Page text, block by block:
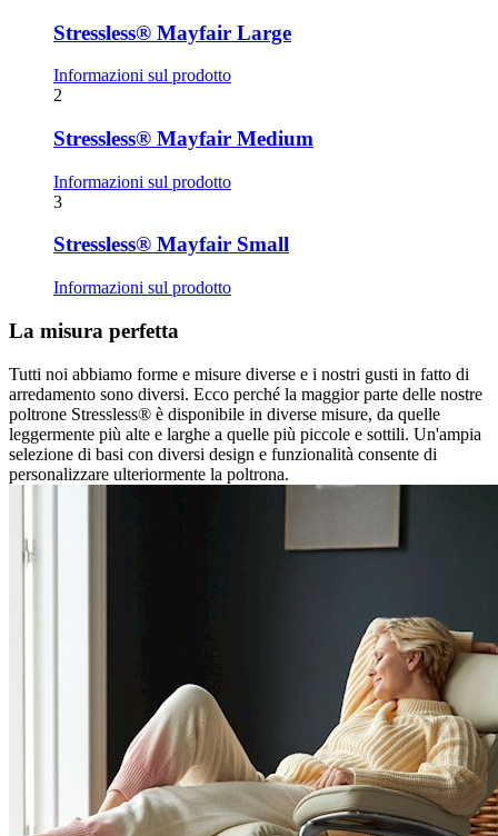
Stressless® Mayfair Large
Informazioni sul prodotto
2
Stressless® Mayfair Medium
Informazioni sul prodotto
3
Stressless® Mayfair Small
Informazioni sul prodotto
La misura perfetta
Tutti noi abbiamo forme e misure diverse e i nostri gusti in fatto di
arredamento sono diversi. Ecco perché la maggior parte delle nostre
poltrone Stressless® è disponibile in diverse misure, da quelle
leggermente più alte e larghe a quelle più piccole e sottili. Un'ampia
selezione di basi con diversi design e funzionalità consente di
personalizzare ulteriormente la poltrona.